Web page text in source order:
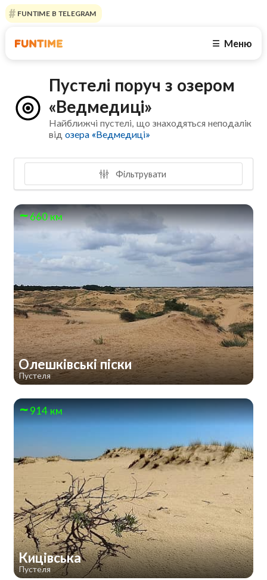
FUNTIME В TELEGRAM
☰ Меню
Пустелі поруч з озером
«Ведмедиці»
Найближчі пустелі, що знаходяться неподалік
відозера «Ведмедиці»
Фільтрувати
660 км
Олешківські піски
Пустеля
914 км
Кицівська
Пустеля